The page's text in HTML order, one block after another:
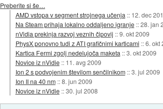
Preberite si še…
AMD vstopa v segment strojnega učenja :: 12. dec
Na Steam prihaja lokalno oddaljeno igranje ::28. jan
nVidia prekinja razvoj veznih čipovij ::9. okt 2009
PhysX ponovno tudi z ATI grafičnimi karticami ::6. okt
Kartica Fermi zgolj nedelujoča maketa ::3. okt 2009
Novice iz nVidie :: 11. avg 2009
Ion 2 s podvojenim številom senčilnikom ::3. jul 2009
Ion II na 40 nm ::8. jun 2009
Novice iz nVidie ::30. jul 2008